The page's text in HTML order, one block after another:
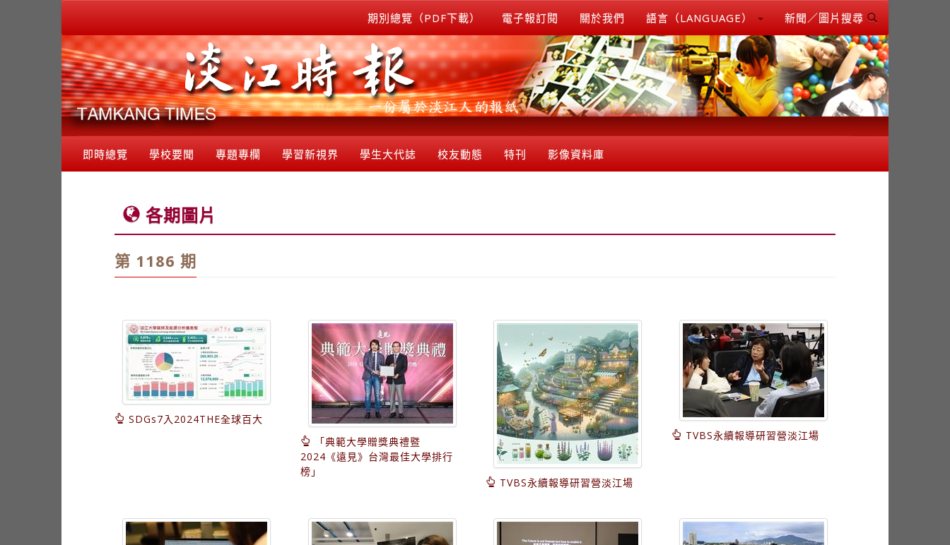
期別總覽（PDF下載） 電子報訂閱 關於我們 語言（LANGUAGE） 新聞／圖片搜尋
即時總覽 學校要聞 專題專欄 學習新視界 學生大代誌 校友動態 特刊 影像資料庫
各期圖片
第 1186 期
SDGs7入2024THE全球百大
「典範大學贈獎典禮暨
2024《遠見》台灣最佳大學排行
榜」
TVBS永續報導研習營淡江場
TVBS永續報導研習營淡江場